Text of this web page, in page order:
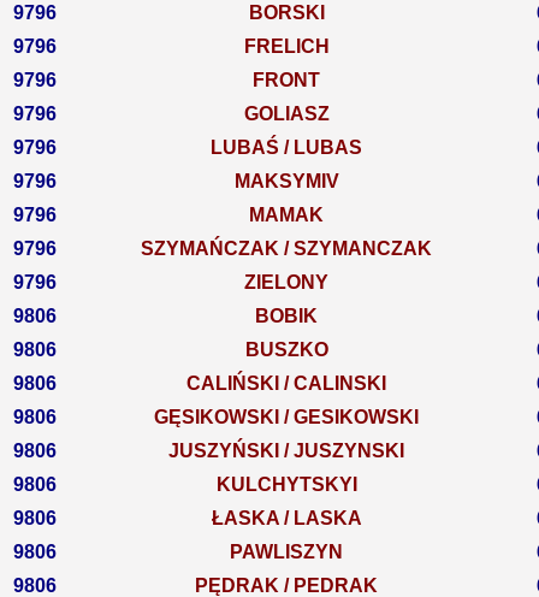
9796
BORSKI
9796
FRELICH
9796
FRONT
9796
GOLIASZ
9796
LUBAŚ / LUBAS
9796
MAKSYMIV
9796
MAMAK
9796
SZYMAŃCZAK / SZYMANCZAK
9796
ZIELONY
9806
BOBIK
9806
BUSZKO
9806
CALIŃSKI / CALINSKI
9806
GĘSIKOWSKI / GESIKOWSKI
9806
JUSZYŃSKI / JUSZYNSKI
9806
KULCHYTSKYI
9806
ŁASKA / LASKA
9806
PAWLISZYN
9806
PĘDRAK / PEDRAK